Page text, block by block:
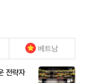
베트남
전략자